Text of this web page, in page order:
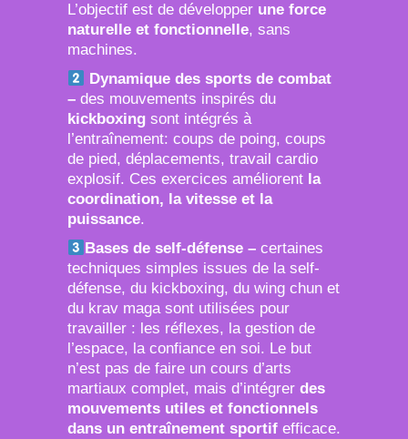
L’objectif est de développer une force
naturelle et fonctionnelle, sans
machines.
Dynamique des sports de combat
– des mouvements inspirés du
kickboxing sont intégrés à
l’entraînement: coups de poing, coups
de pied, déplacements, travail cardio
explosif. Ces exercices améliorent la
coordination, la vitesse et la
puissance.
Bases de self-défense – certaines
techniques simples issues de la self-
défense, du kickboxing, du wing chun et
du krav maga sont utilisées pour
travailler : les réflexes, la gestion de
l’espace, la confiance en soi. Le but
n’est pas de faire un cours d’arts
martiaux complet, mais d’intégrer des
mouvements utiles et fonctionnels
dans un entraînement sportif efficace.